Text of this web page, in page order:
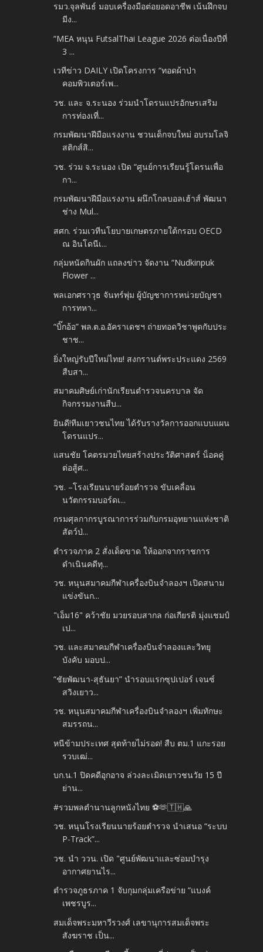
รมว.จุลพันธ์ มอบเครื่องมือต่อยอดอาชีพ เน้นฝึกจบ
มีง...
“MEA หนุน FutsalThai League 2026 ต่อเนื่องปีที่
3 ...
เวทีข่าว DAILY เปิดโครงการ “ทอดผ้าป่า
คอมพิวเตอร์เพ...
วช. และ จ.ระนอง ร่วมนำโดรนแปรอักษรเสริม
การท่องเที่...
กรมพัฒนาฝีมือแรงงาน ชวนเด็กจบใหม่ อบรมโลจิ
สติกส์สิ...
วช. ร่วม จ.ระนอง เปิด “ศูนย์การเรียนรู้โดรนเพื่อ
กา...
กรมพัฒนาฝีมือแรงงาน ผนึกโกลบอลเฮ้าส์ พัฒนา
ช่าง Mul...
สศก. ร่วมเวทีนโยบายเกษตรภายใต้กรอบ OECD
ณ อินโดนีเ...
กลุ่มหนัดกินผัก แถลงข่าว จัดงาน “Nudkinpuk
Flower ...
พลเอกศราวุธ จันทร์พุ่ม ผู้บัญชาการหน่วยบัญชา
การทหา...
“บิ๊กอ้อ” พล.ต.อ.อัคราเดชฯ ถ่ายทอดวิชาพูดกับประ
ชาช...
ยิ่งใหญ่รับปีใหม่ไทย! สงกรานต์พระประแดง 2569
สืบสา...
สมาคมศิษย์เก่านักเรียนตำรวจนครบาล จัด
กิจกรรมงานสืบ...
ยินดี!ทีมเยาวชนไทย ได้รับรางวัลการออกแบบแผน
โดรนแปร...
แสนชัย โคตรมวยไทยสร้างประวัติศาสตร์ น็อคคู่
ต่อสู้ศ...
วช. –โรงเรียนนายร้อยตำรวจ ขับเคลื่อน
นวัตกรรมบอร์ดเ...
กรมศุลกากรบูรณาการร่วมกับกรมอุทยานแห่งชาติ
สัตว์ป่...
ตำรวจภาค 2 สั่งเด็ดขาด ให้ออกจากราชการ
ดำเนินคดีทุ...
วช. หนุนสมาคมกีฬาเครื่องบินจำลองฯ เปิดสนาม
แข่งขันก...
"เอ็ม16" คว้าชัย มวยรอบสากล ก่อเกียรติ มุ่งแชมป์
เป...
วช. และสมาคมกีฬาเครื่องบินจำลองและวิทยุ
บังคับ มอบป...
“ชัยพัฒนา-สุธันยา” นำรอบแรกซุปเปอร์ เจนซ์
สวิงเยาว...
วช. หนุนสมาคมกีฬาเครื่องบินจำลองฯ เพิ่มทักษะ
สมรรถน...
หนีข้ามประเทศ สุดท้ายไม่รอด! สืบ ตม.1 แกะรอย
รวบเฒ่...
บก.น.1 ปิดคดีอุกอาจ ล่วงละเมิดเยาวชนวัย 15 ปี
ย่าน...
#รวมพลตำนานลูกหนังไทย ⚽🫶🇹🇭🙏
วช. หนุนโรงเรียนนายร้อยตำรวจ นำเสนอ “ระบบ
P-Track”...
วช. นำ ววน. เปิด "ศูนย์พัฒนาและซ่อมบำรุง
อากาศยานไร...
ตำรวจภูธรภาค 1 จับกุมกลุ่มเครือข่าย “แบงค์
เพชรบูร...
สมเด็จพระมหาวีรวงศ์ เลขานุการสมเด็จพระ
สังฆราช เป็น...